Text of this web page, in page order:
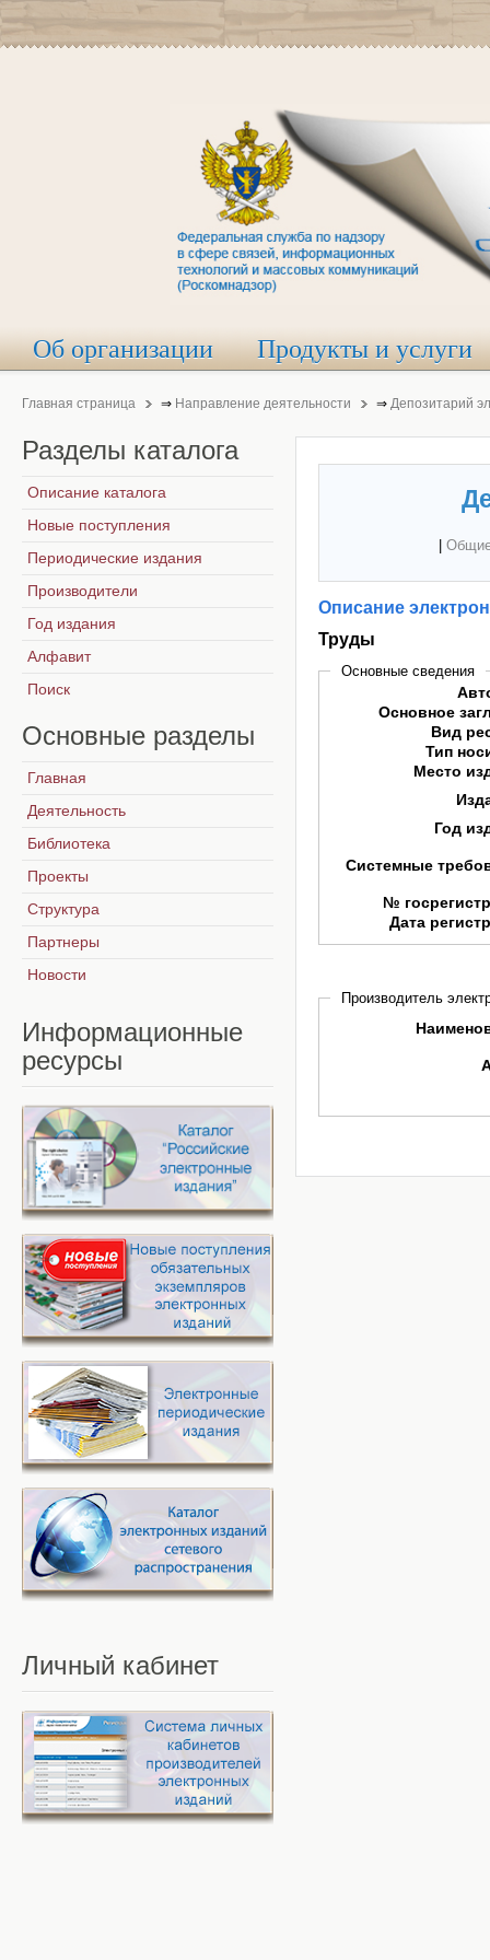
Об организации Продукты и услуги
Главная страница ⇒ Направление деятельности ⇒ Депозитарий
Описание
Труды
Основные сведения
Основное
Вид
Тип
Место
Год
Системные
№
Дата
Производитель
Разделы каталога
Описание каталога
Новые поступления
Периодические издания
Производители
Год издания
Алфавит
Поиск
Основные разделы
Главная
Деятельность
Библиотека
Проекты
Структура
Партнеры
Новости
Информационные
ресурсы
Личный кабинет